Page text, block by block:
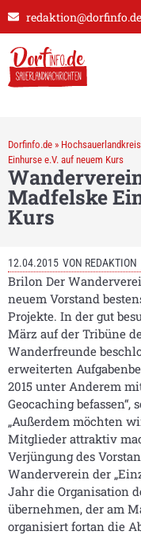
redaktion@dorfinfo.de
Dorfinfo.de » Hochsauerlandkreis
Einhurse e.V. auf neuem Kurs
Madfelske
Kurs
12.04.2015 VON REDAKTION
Brilon Der
neuem Vorstand
Projekte. In der gut
März auf der Tribüne
Wanderfreunde
erweiterten
2015 unter Anderem
Geocaching
„Außerdem möchten
Mitglieder attraktiv
Verjüngung des
Wanderverein der
Jahr die Organisation
übernehmen, der am
organisiert fortan die